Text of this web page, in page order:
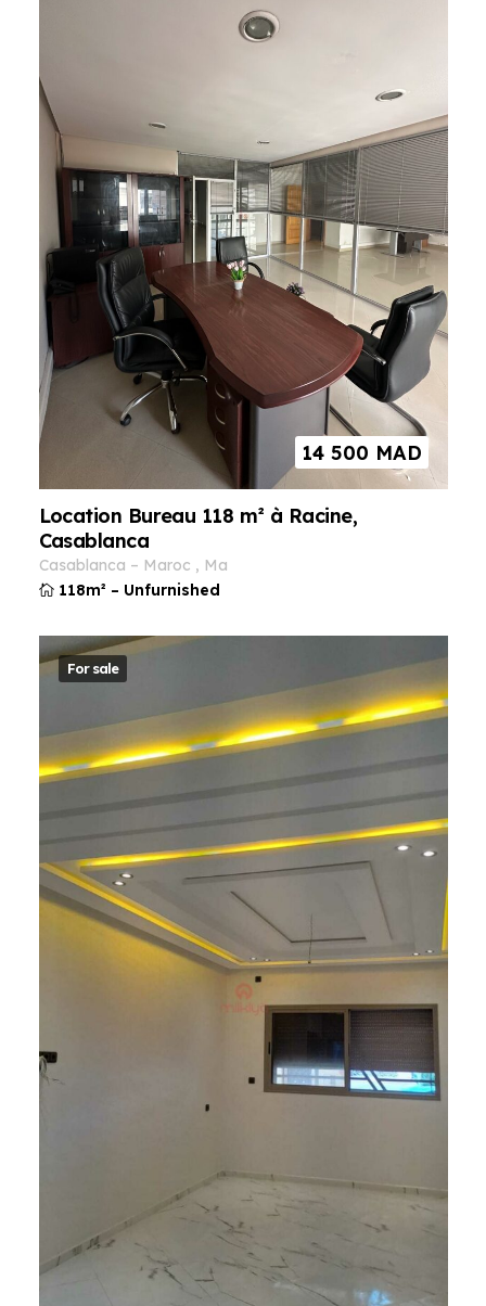
14 500 MAD
Location Bureau 118 m² à Racine,
Casablanca
casablanca – maroc ,
ma
118m² – Unfurnished
For sale